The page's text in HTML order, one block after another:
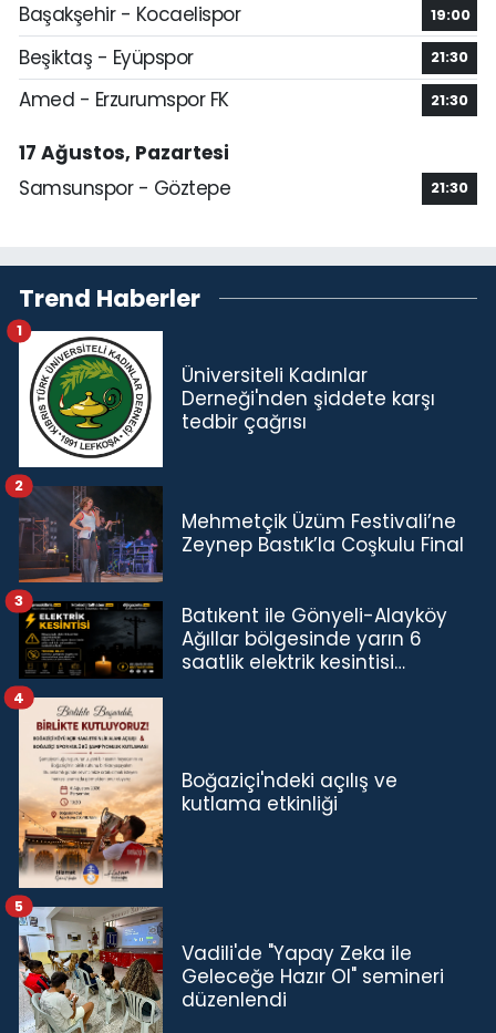
Başakşehir - Kocaelispor
19:00
Beşiktaş - Eyüpspor 21:30
Amed - Erzurumspor FK 21:30
17 Ağustos, Pazartesi
Samsunspor - Göztepe
21:30
Trend Haberler
Üniversiteli Kadınlar
Derneği'nden şiddete karşı
tedbir çağrısı
1
Mehmetçik Üzüm Festivali’ne
Zeynep Bastık’la Coşkulu Final
2
Batıkent ile Gönyeli-Alayköy
Ağıllar bölgesinde yarın 6
saatlik elektrik kesintisi…
3
Boğaziçi'ndeki açılış ve
kutlama etkinliği
4
Vadili'de "Yapay Zeka ile
Geleceğe Hazır Ol" semineri
düzenlendi
5